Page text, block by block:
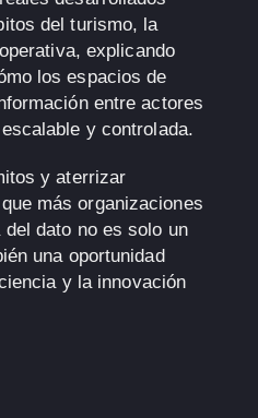
delturismo, la
, explicando
losespacios de
entre actores
y controlada.
y aterrizar
más organizaciones
dato no es solo un
una oportunidad
y la innovación